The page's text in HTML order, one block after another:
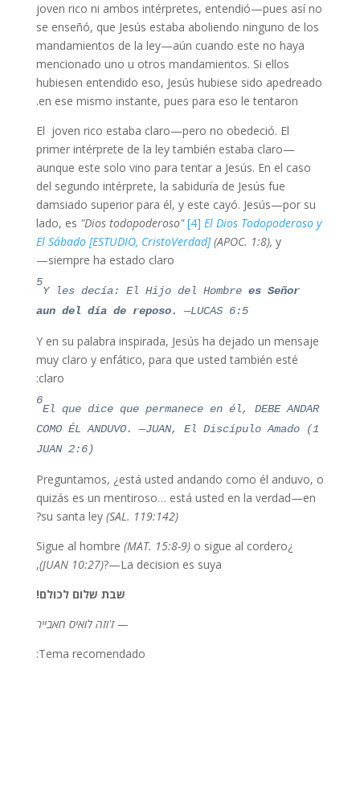
joven rico ni ambos intérpretes, entendió—pues así no
se enseñó, que Jesús estaba aboliendo ninguno de los
mandamientos de la ley—aún cuando este no haya
mencionado uno u otros mandamientos. Si ellos
hubiesen entendido eso, Jesús hubiese sido apedreado
en ese mismo instante, pues para eso le tentaron.
El joven rico estaba claro—pero no obedeció. El
primer intérprete de la ley también estaba claro—
aunque este solo vino para tentar a Jesús. En el caso
del segundo intérprete, la sabiduría de Jesús fue
damsiado superior para él, y este cayó. Jesús—por su
lado, es "Dios todopoderoso"[4] El Dios Todopoderoso y
El Sábado [ESTUDIO, CristoVerdad] (APOC. 1:8), y
siempre ha estado claro—
5
Y les decía: El Hijo del Hombre es Señor
aun del día de reposo.
—LUCAS 6:5
Y en su palabra inspirada, Jesús ha dejado un mensaje
muy claro y enfático, para que usted también esté
claro:
6
El que dice que permanece en él, DEBE ANDAR
COMO ÉL ANDUVO. —JUAN, El Discípulo Amado (1
JUAN 2:6)
Preguntamos, ¿está usted andando como él anduvo, o
quizás es un mentiroso… está usted en la verdad—en
su santa ley (SAL. 119:142)
?
¿Sigue al hombre
(MAT. 15:8-9)o sigue al cordero
(JUAN 10:27)?—La decision es suya,
שבת שלום לכולם!
— ז'וזה לואיס חאבייר
Tema recomendado: